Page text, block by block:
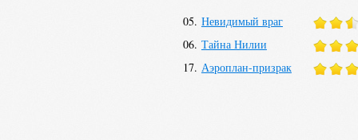
05. Невидимый враг
06. Тайна Нилии
17. Аэроплан-призрак